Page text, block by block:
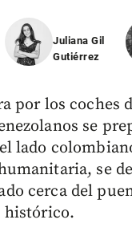
Juliana Gil
Gutiérrez
por los coches
se
lado
se
cerca del
histórico.